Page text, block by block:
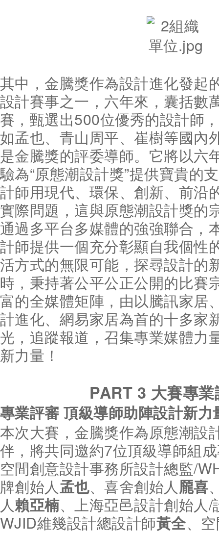
其中，金騰獎作為設計進化發起
設計賽事之一，六年來，囊括數
賽，甄選出500位優秀的設計師
如孟也、青山周平、崔樹等國內
是金騰獎的評委導師。它將以六
驗為“原態潮設計獎”提供寶貴的
計師用現代、環保、創新、前沿
實際問題，這與原態潮設計獎的
通過多平台多媒體的強強聯合，
計師提供一個充分彰顯自我個性
活方式的無限可能，探尋設計的
時，秉持著公平公正公開的比賽
富的全媒體矩陣，由以騰訊家居
計進化、網易家居為首的十多家
光，追蹤報道，召集專業媒體力
新力量！
PART 3 大賽專
專業評審 頂級導師助陣設計新力
本次大賽，金騰獎作為原態潮設
伴，將共同邀約7位頂級導師組
空間創意設計事務所設計總監/
牌創始人孟也、喜舍創始人龎喜
人賴亞楠、上海亞邑設計創始人/
WJID維幾設計總設計師黃全、